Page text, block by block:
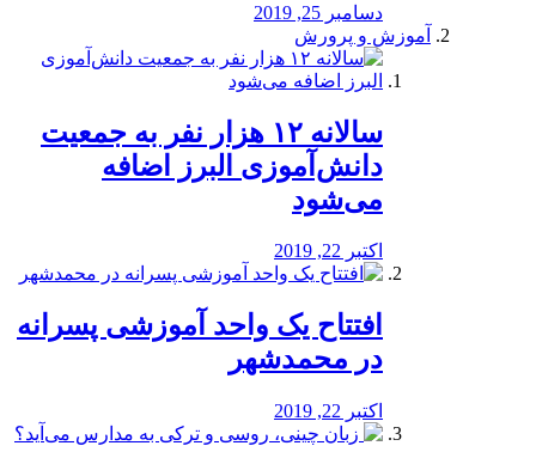
دسامبر 25, 2019
آموزش و پرورش
️سالانه ۱۲ هزار نفر به جمعیت
دانش‌آموزی البرز اضافه
می‌شود
اکتبر 22, 2019
افتتاح یک واحد آموزشی پسرانه
در محمدشهر
اکتبر 22, 2019